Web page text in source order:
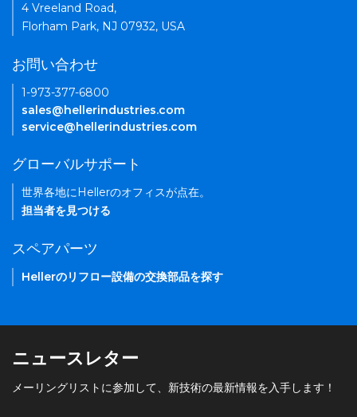
4 Vreeland Road,
Florham Park, NJ 07932, USA
お問い合わせ
1-973-377-6800
sales@hellerindustries.com
service@hellerindustries.com
グローバルサポート
世界各地にHellerのオフィスが点在。
担当者を見つける
スペアパーツ
Hellerのリフロー設備の交換部品を探す
ニュースレター
メーリングリストに参加して、新技術の最新情報を入手します！